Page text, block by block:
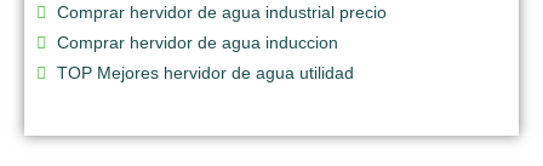
Comprar hervidor de agua industrial precio
Comprar hervidor de agua induccion
TOP Mejores hervidor de agua utilidad